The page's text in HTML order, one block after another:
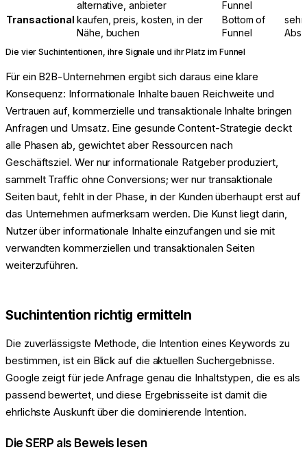
Die vier Suchintentionen, ihre Signale und ihr Platz im Funnel
alternative, anbieter
Funnel
Transactional kaufen, preis, kosten, in der
Nähe, buchen
Bottom of
Funnel
sehr
Für ein B2B-Unternehmen ergibt sich daraus eine klare
Konsequenz: Informationale Inhalte bauen Reichweite und
Vertrauen auf, kommerzielle und transaktionale Inhalte bringen
Anfragen und Umsatz. Eine gesunde Content-Strategie deckt
alle Phasen ab, gewichtet aber Ressourcen nach
Geschäftsziel. Wer nur informationale Ratgeber produziert,
sammelt Traffic ohne Conversions; wer nur transaktionale
Seiten baut, fehlt in der Phase, in der Kunden überhaupt erst auf
das Unternehmen aufmerksam werden. Die Kunst liegt darin,
Nutzer über informationale Inhalte einzufangen und sie mit
verwandten kommerziellen und transaktionalen Seiten
weiterzuführen.
Suchintention richtig ermitteln
Die zuverlässigste Methode, die Intention eines Keywords zu
bestimmen, ist ein Blick auf die aktuellen Suchergebnisse.
Google zeigt für jede Anfrage genau die Inhaltstypen, die es als
passend bewertet, und diese Ergebnisseite ist damit die
ehrlichste Auskunft über die dominierende Intention.
Die SERP als Beweis lesen